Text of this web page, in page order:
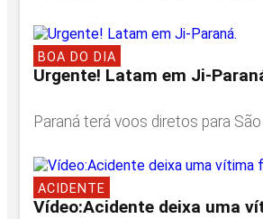
BOA DO DIA
Urgente! Latam em Ji-
Paraná terá voos diretos para São
ACIDENTE
Vídeo:Acidente deixa uma